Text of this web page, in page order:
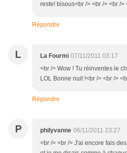
reste! bisous<br /> <br /> <br />
Répondre
L La Fourmi 07/11/2011 03:17
<br /> Wow ! Tu réinventes le
LOL Bonne nuit !<br /> <br />
Répondre
P philyvanne 06/11/2011 23:27
<br /> <br /> J'ai encore fais